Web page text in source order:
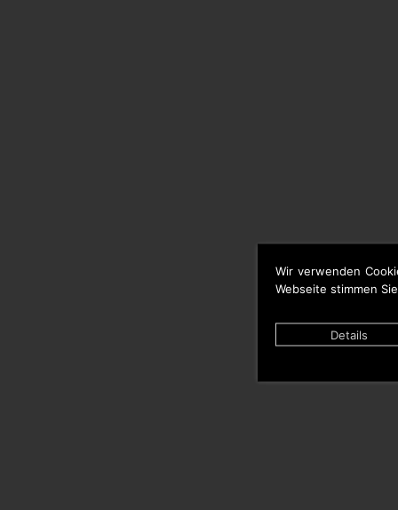
Wir verwenden
Webseite stimmen
Details